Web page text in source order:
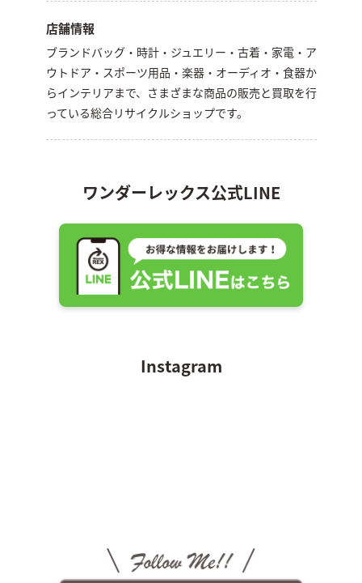
店舗情報
ブランドバッグ・時計・ジュエリー・古着・家電・ア
ウトドア・スポーツ用品・楽器・オーディオ・食器か
らインテリアまで、さまざまな商品の販売と買取を行
っている総合リサイクルショップです。
ワンダーレックス公式LINE
Instagram